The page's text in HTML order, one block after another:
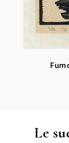
Le